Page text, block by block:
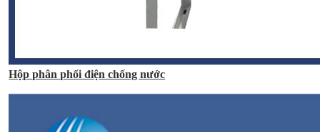
Hộp phân phối điện chống nước